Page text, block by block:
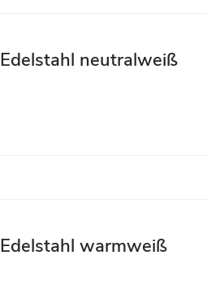
neutralweiß
warmweiß